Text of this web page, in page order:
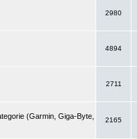
2980
4894
2711
(Garmin, Giga-Byte,
2165